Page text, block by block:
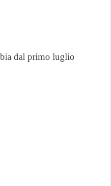
dal primo luglio